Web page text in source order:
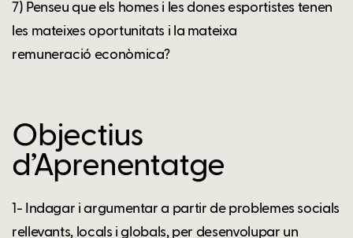
7) Penseu que els homes i les dones esportistes tenen
les mateixes oportunitats i la mateixa
remuneració econòmica?
Objectius
d’Aprenentatge
1- Indagar i argumentar a partir de problemes socials
rellevants, locals i globals, per desenvolupar un